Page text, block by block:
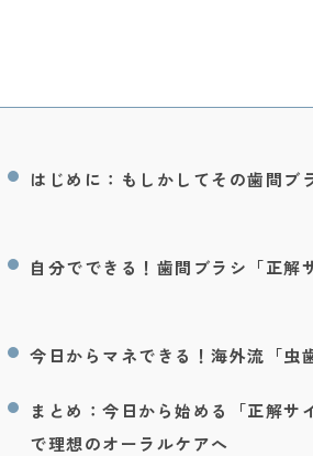
はじめに：もしかしてその歯間ブ
自分でできる！歯間ブラシ「正解
今日からマネできる！海外流「虫
まとめ：今日から始める「正解サ
で理想のオーラルケアへ